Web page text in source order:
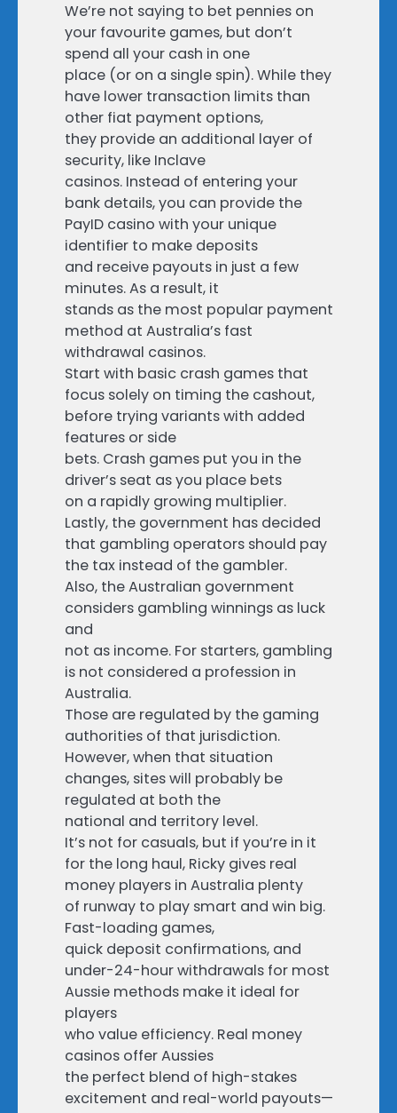
We’re not saying to bet pennies on
your favourite games, but don’t
spend all your cash in one
place (or on a single spin). While they
have lower transaction limits than
other fiat payment options,
they provide an additional layer of
security, like Inclave
casinos. Instead of entering your
bank details, you can provide the
PayID casino with your unique
identifier to make deposits
and receive payouts in just a few
minutes. As a result, it
stands as the most popular payment
method at Australia’s fast
withdrawal casinos.
Start with basic crash games that
focus solely on timing the cashout,
before trying variants with added
features or side
bets. Crash games put you in the
driver’s seat as you place bets
on a rapidly growing multiplier.
Lastly, the government has decided
that gambling operators should pay
the tax instead of the gambler.
Also, the Australian government
considers gambling winnings as luck
and
not as income. For starters, gambling
is not considered a profession in
Australia.
Those are regulated by the gaming
authorities of that jurisdiction.
However, when that situation
changes, sites will probably be
regulated at both the
national and territory level.
It’s not for casuals, but if you’re in it
for the long haul, Ricky gives real
money players in Australia plenty
of runway to play smart and win big.
Fast-loading games,
quick deposit confirmations, and
under-24-hour withdrawals for most
Aussie methods make it ideal for
players
who value efficiency. Real money
casinos offer Aussies
the perfect blend of high-stakes
excitement and real-world payouts—